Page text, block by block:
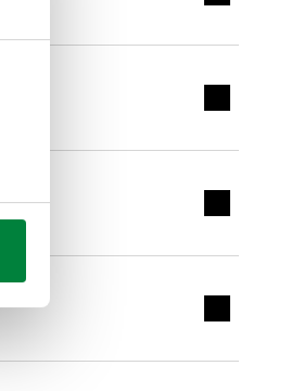
Expand
Expand
Expand